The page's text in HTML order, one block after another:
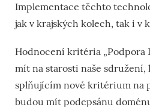
Implementace těchto
jak v krajských kolech, tak i v
Hodnocení kritéria „Podpora
mít na starosti naše
splňujícím nové kritérium na
budou mít podepsánu